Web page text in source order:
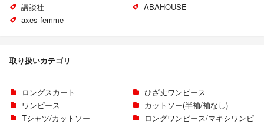
講談社
ABAHOUSE
axes femme
取り扱いカテゴリ
ロングスカート
ひざ丈ワンピース
ワンピース
カットソー(半袖/袖なし)
Tシャツ/カットソー
ロングワンピース/マキシワンピ